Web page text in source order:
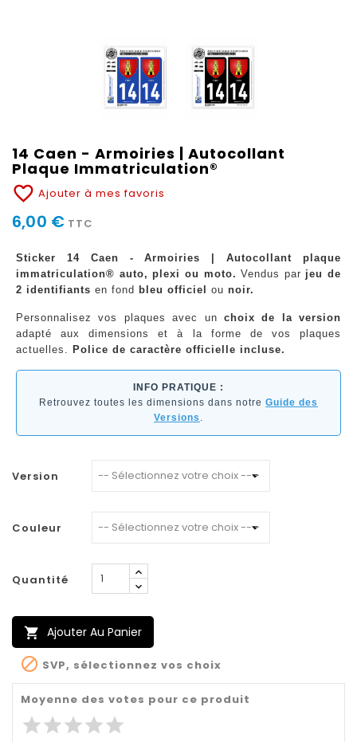
14 Caen - Armoiries | Autocollant
Plaque Immatriculation®
favorite_border Ajouter à mes favoris
6,00 € TTC
Sticker 14 Caen - Armoiries | Autocollant plaque
immatriculation® auto, plexi ou moto. Vendus par jeu de
2 identifiants en fond bleu officiel ou noir.
Personnalisez vos plaques avec un choix de la version
adapté aux dimensions et à la forme de vos plaques
actuelles. Police de caractère officielle incluse.
INFO PRATIQUE :
Retrouvez toutes les dimensions dans notre Guide des
Versions .
Version
Couleur
Quantité
 Ajouter Au Panier
 SVP, sélectionnez vos choix
Moyenne des votes pour ce produit
starstarstarstarstar